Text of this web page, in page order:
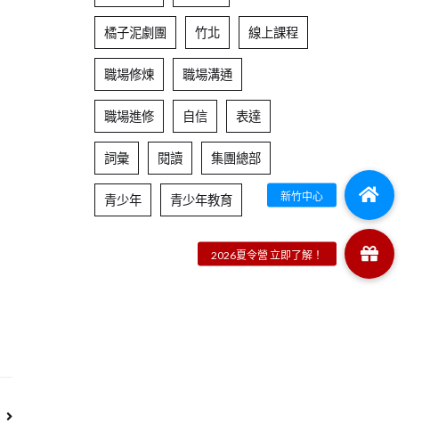
橘子泥劇團 竹北 線上課程
職場修煉 職場溝通
職場進修 自信 表達
詞彙 閱讀 集團總部
青少年 青少年教育